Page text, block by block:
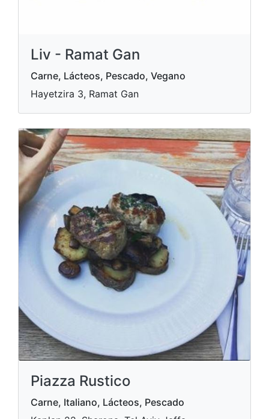
Liv - Ramat Gan
Carne, Lácteos, Pescado, Vegano
Hayetzira 3, Ramat Gan
Piazza Rustico
Carne, Italiano, Lácteos, Pescado